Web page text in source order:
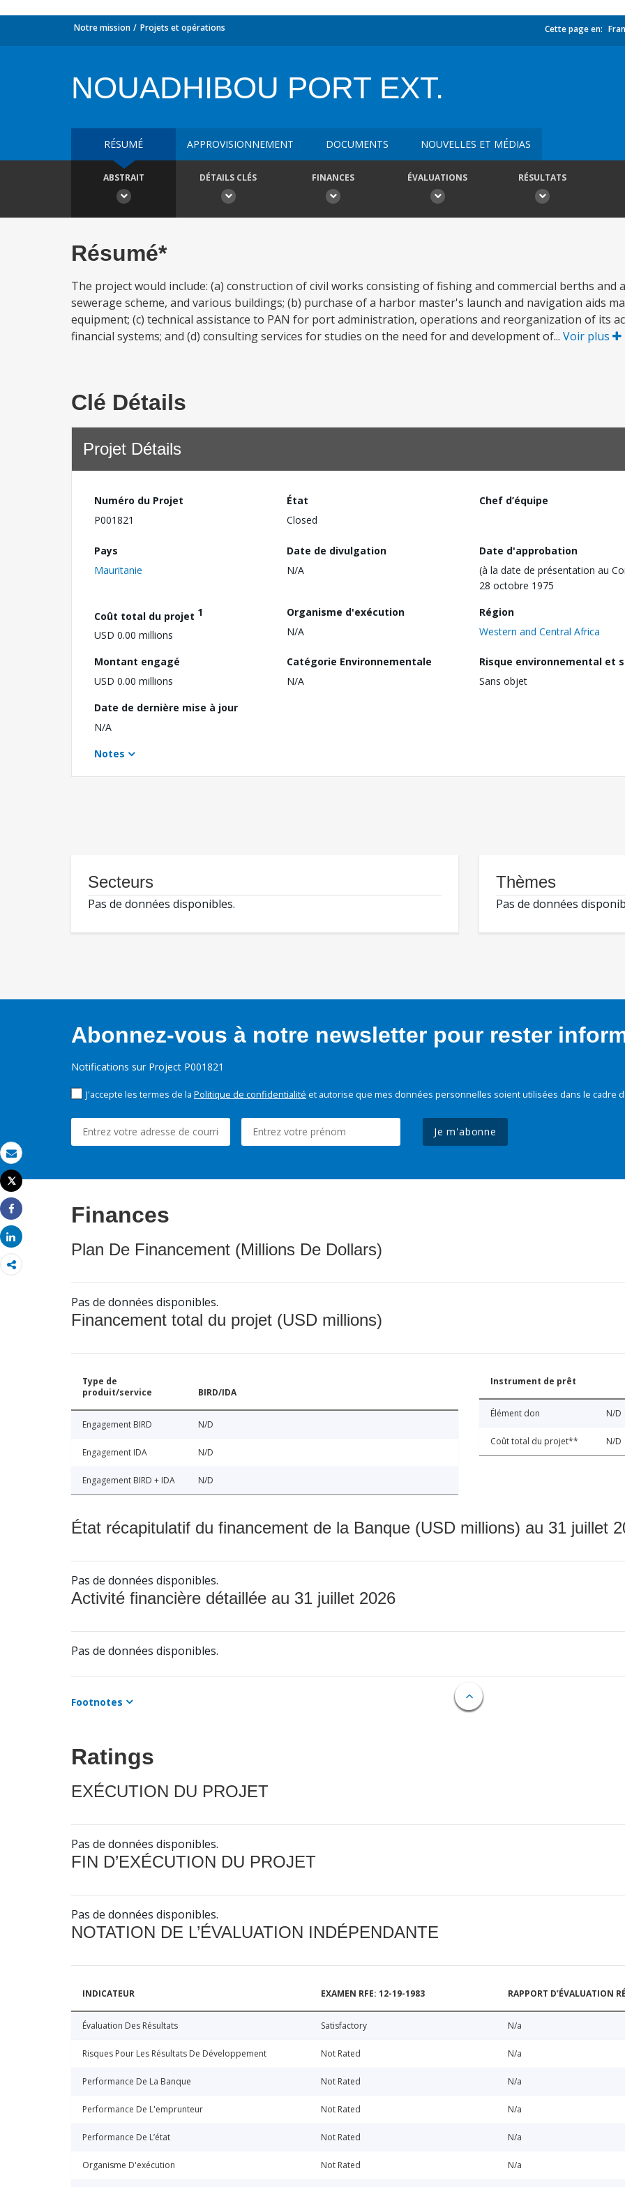
Email
Imprimer
Tweet
Share
Share
Notre mission Projets et opérations Cette page en:
NOUADHIBOU PORT EXT.
RÉSUMÉ APPROVISIONNEMENT DOCUMENTS NOUVELLES ET MÉDIAS
ABSTRAIT DÉTAILS CLÉS FINANCES ÉVALUATIONS RÉSULTATS
Résumé*
The project would include: (a) construction of civil works consisting of fishing and commercial berths and
sewerage scheme, and various buildings; (b) purchase of a harbor master's launch and navigation aids
equipment; (c) technical assistance to PAN for port administration, operations and reorganization of its
financial systems; and (d) consulting services for studies on the need for and development of... Voir plus
Clé Détails
Projet Détails
Numéro du Projet
P001821
État
Closed
Chef d’équipe
Pays
Mauritanie
Date de divulgation
N/A
Date d'approbation
(à la date de présentation au
28 octobre 1975
Coût total du projet 1
USD 0.00 millions
Organisme d'exécution
N/A
Région
Western and Central Africa
Montant engagé
USD 0.00 millions
Catégorie Environnementale
N/A
Risque environnemental et
Sans objet
Date de dernière mise à jour
N/A
Notes
Secteurs
Pas de données disponibles.
Thèmes
Pas de données
Abonnez-vous à notre newsletter pour rester
Notifications sur Project P001821
J'accepte les termes de la Politique de confidentialité et autorise que mes données personnelles soient utilisées dans le cadre
Je m'abonne
Finances
Plan De Financement (Millions De Dollars)
Pas de données disponibles.
Financement total du projet (USD millions)
Type de
produit/service
BIRD/IDA
Engagement BIRD N/D
Engagement IDA N/D
Engagement BIRD + IDA N/D
Instrument de prêt
Élément don N/D
Coût total du projet** N/D
État récapitulatif du financement de la Banque (USD millions) au 31 juillet
Pas de données disponibles.
Activité financière détaillée au 31 juillet 2026
Pas de données disponibles.
Footnotes
Ratings
EXÉCUTION DU PROJET
Pas de données disponibles.
FIN D’EXÉCUTION DU PROJET
Pas de données disponibles.
NOTATION DE L’ÉVALUATION INDÉPENDANTE
INDICATEUR EXAMEN RFE: 12-19-1983 RAPPORT D’ÉVALUATION
Évaluation Des Résultats Satisfactory N/a
Risques Pour Les Résultats De Développement Not Rated N/a
Performance De La Banque Not Rated N/a
Performance De L'emprunteur Not Rated N/a
Performance De L’état Not Rated N/a
Organisme D'exécution Not Rated N/a